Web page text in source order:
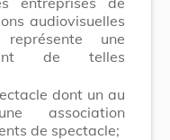
audiovisuelles
une
de telles
dont un au
association
de spectacle;